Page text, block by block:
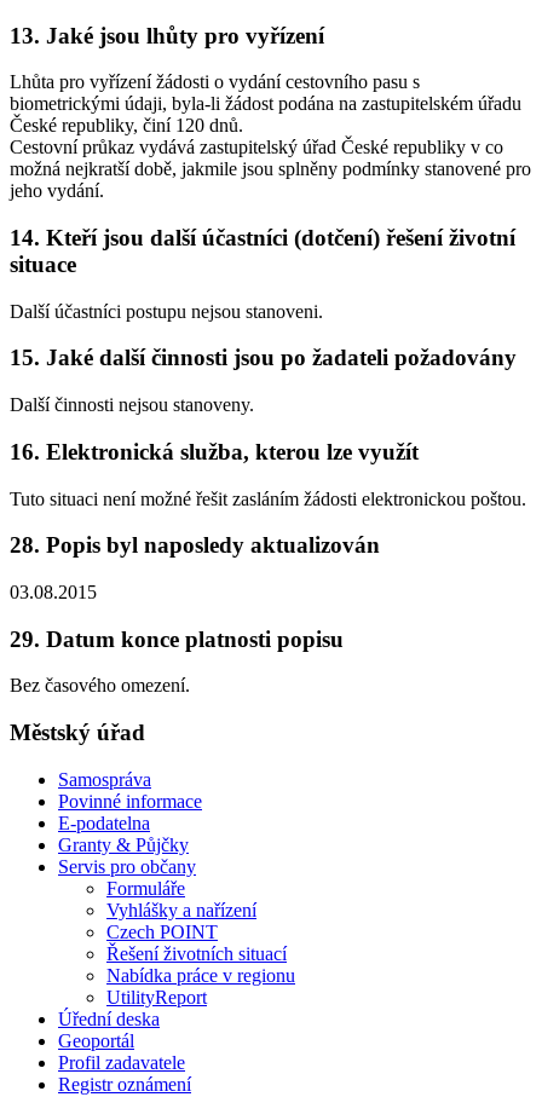
13. Jaké jsou lhůty pro vyřízení
Lhůta pro vyřízení žádosti o vydání cestovního pasu s
biometrickými údaji, byla-li žádost podána na zastupitelském úřadu
České republiky, činí 120 dnů.
Cestovní průkaz vydává zastupitelský úřad České republiky v co
možná nejkratší době, jakmile jsou splněny podmínky stanovené pro
jeho vydání.
14. Kteří jsou další účastníci (dotčení) řešení životní
situace
Další účastníci postupu nejsou stanoveni.
15. Jaké další činnosti jsou po žadateli požadovány
Další činnosti nejsou stanoveny.
16. Elektronická služba, kterou lze využít
Tuto situaci není možné řešit zasláním žádosti elektronickou poštou.
28. Popis byl naposledy aktualizován
03.08.2015
29. Datum konce platnosti popisu
Bez časového omezení.
Městský úřad
Samospráva
Povinné informace
E-podatelna
Granty & Půjčky
Servis pro občany
Formuláře
Vyhlášky a nařízení
Czech POINT
Řešení životních situací
Nabídka práce v regionu
UtilityReport
Úřední deska
Geoportál
Profil zadavatele
Registr oznámení